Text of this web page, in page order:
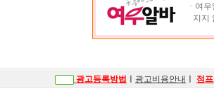
ㆍ여
지지
광고등록방법 광고비용안내 점